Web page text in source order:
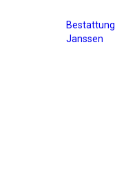
Janssen